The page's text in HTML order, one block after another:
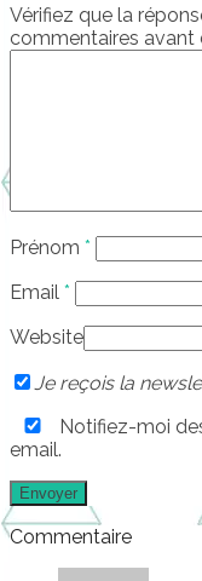
Vérifiez que la
commentaires avant
Prénom *
Email *
Website
Je reçois la
Notifiez-moi
email.
Commentaire